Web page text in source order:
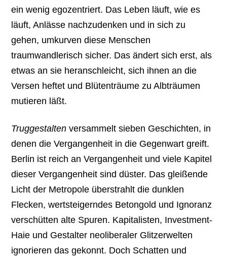
ein wenig egozentriert. Das Leben läuft, wie es
läuft, Anlässe nachzudenken und in sich zu
gehen, umkurven diese Menschen
traumwandlerisch sicher. Das ändert sich erst, als
etwas an sie heranschleicht, sich ihnen an die
Versen heftet und Blütenträume zu Albträumen
mutieren läßt.
Truggestaltenversammelt sieben Geschichten, in
denen die Vergangenheit in die Gegenwart greift.
Berlin ist reich an Vergangenheit und viele Kapitel
dieser Vergangenheit sind düster. Das gleißende
Licht der Metropole überstrahlt die dunklen
Flecken, wertsteigerndes Betongold und Ignoranz
verschütten alte Spuren. Kapitalisten, Investment-
Haie und Gestalter neoliberaler Glitzerwelten
ignorieren das gekonnt. Doch Schatten und